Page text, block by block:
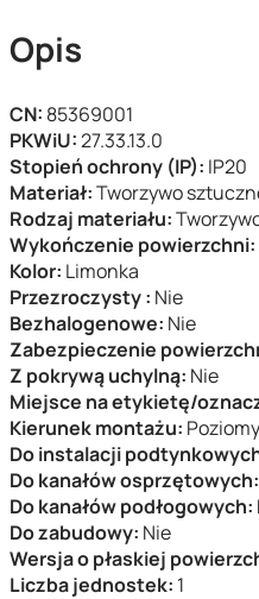
Opis
CN: 85369001
PKWiU:27.33.13.0
Stopień ochrony (IP): IP20
Materiał:Tworzywo
Rodzaj materiału:
Wykończenie powierzchni:
Kolor: Limonka
Przezroczysty : Nie
Bezhalogenowe: Nie
Zabezpieczenie
Z pokrywą uchylną: Nie
Miejsce na etykietę/
Kierunek montażu:
Do instalacji
Do kanałów osprzętowych:
Do kanałów podłogowych:
Do zabudowy: Nie
Wersja o płaskiej
Liczba jednostek: 1